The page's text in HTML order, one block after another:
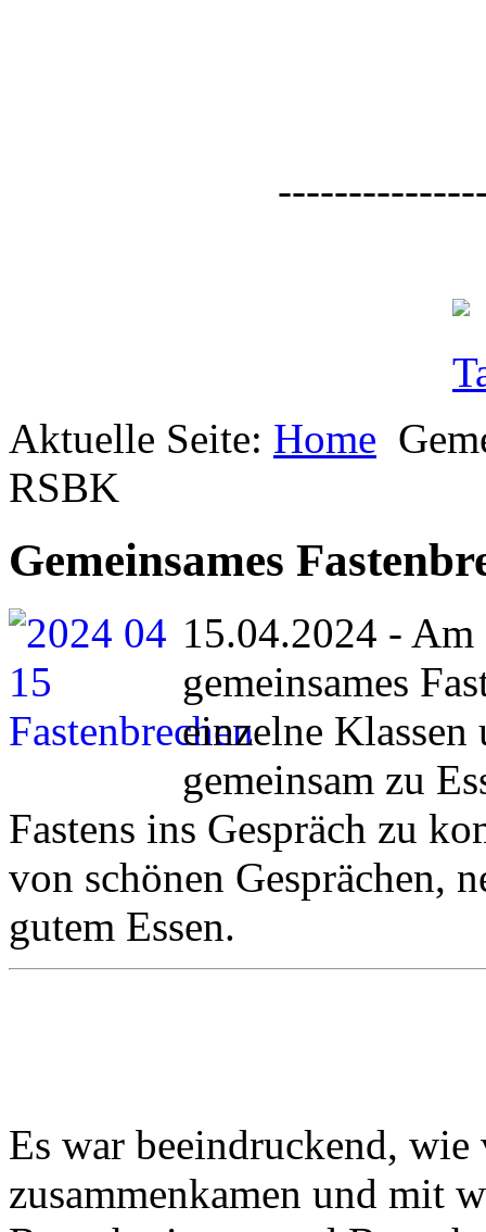
Aktuelle Seite: Home
RSBK
Gemeinsames
15.04.2024 -
gemeinsames
einzelne
gemeinsam zu
Fastens ins Gespräch zu
von schönen Gesprächen,
gutem Essen.
Es war beeindruckend,
zusammenkamen und mit